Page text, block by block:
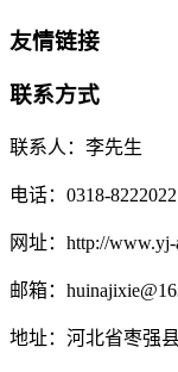
友情链接
联系方式
联系人：李先生
电话：0318-8222022
网址：http://www.yj-
邮箱：
地址：河北省枣强